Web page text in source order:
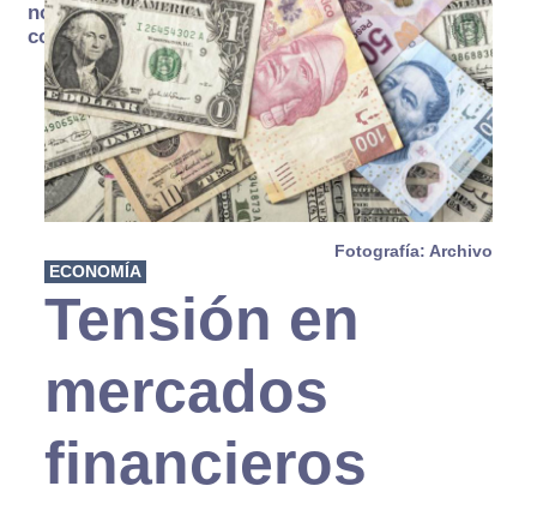
no se
consume
Fotografía: Archivo
ECONOMÍA
Tensión en
mercados
financieros